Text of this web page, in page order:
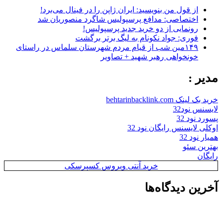
از قول من بنویسید: ایران ژاپن را در فینال می‌برد!
اختصاصی: مدافع پرسپولیس شاگرد منصوریان شد
رونمایی از دو خرید جدید پرسپولیس!
فوری: جواد نکونام به لیگ برتر برگشت
۱۴۹مین شب از قیام مردم شهرستان سلماس در راستای
خونخواهی رهبر شهید + تصاویر
مدیر :
خرید بک لینک behtarinbacklink.com
لایسنس نود32
پسورد نود 32
اوکلی لایسنس رایگان نود 32
همیار نود 32
بهترین سئو
رایگان
خرید آنتی ویروس کسپرسکی
آخرین دیدگاه‌ها